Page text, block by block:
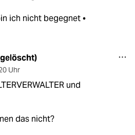
ich nicht begegnet •
Uhr
und
das nicht?